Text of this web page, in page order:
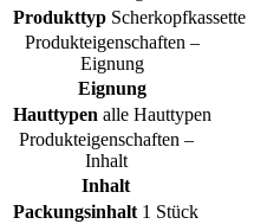
Produkttyp Scherkopfkassette
Produkteigenschaften –
Eignung
Eignung
Hauttypen alle Hauttypen
Produkteigenschaften –
Inhalt
Inhalt
Packungsinhalt 1 Stück